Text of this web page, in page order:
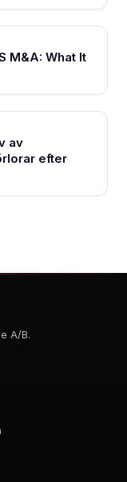
M&A: What It
av
efter
A/B.